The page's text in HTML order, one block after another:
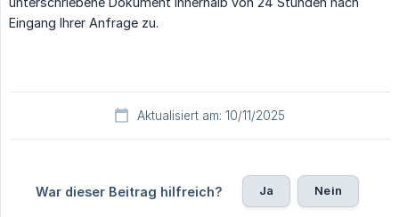
Eingang Ihrer Anfrage zu.
Aktualisiert am: 10/11/2025
War dieser Beitrag hilfreich? Ja Nein